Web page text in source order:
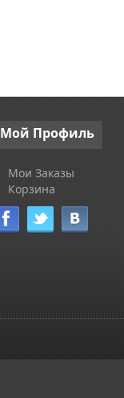
Мой Профиль
Мои Заказы
Корзина